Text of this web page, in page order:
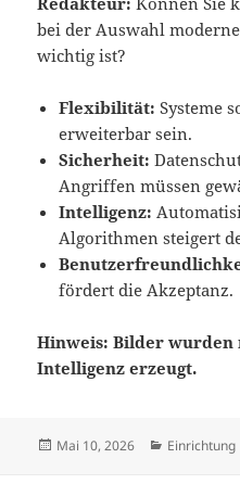
bei der Auswahl
wichtig ist?
Flexibilität: Systeme
erweiterbar sein.
Sicherheit:
Angriffen müssen
Intelligenz:
Algorithmen steigert
fördert die Akzeptanz.
Hinweis: Bilder
Intelligenz erzeugt.
Veröffentlicht
Mai 10, 2026 Kategorien
Einrichtung